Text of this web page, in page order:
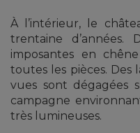
À l’intérieur, le
trentaine d’années.
imposantes en
toutes les pièces. Des
vues sont dégagées
campagne
très lumineuses.